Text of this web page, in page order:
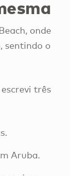
onde
sentindo o
três
Aruba.